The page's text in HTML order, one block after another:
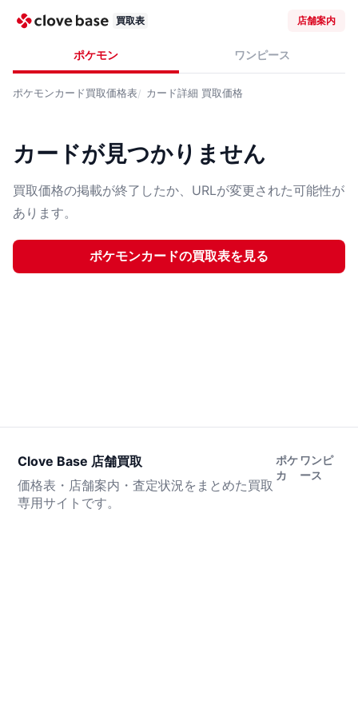
買取表 店舗案内
ポケモン ワンピース
ポケモンカード買取価格表 カード詳細 買取価格
カードが見つかりません
買取価格の掲載が終了したか、URLが変更された可能性が
あります。
ポケモンカードの買取表を見る
Clove Base 店舗買取
価格表・店舗案内・査定状況をまとめた買取
専用サイトです。
ポケ
カ
ワンピ
ース